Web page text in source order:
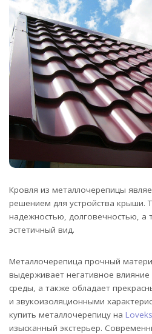
Кровля из металлочерепицы
решением для устройства крыши.
надежностью, долговечностью, а
эстетичный вид.
Металлочерепица прочный
выдерживает негативное
среды, а также обладает
и звукоизоляционными
купить металлочерепицу на Loveks
изысканный экстерьер.